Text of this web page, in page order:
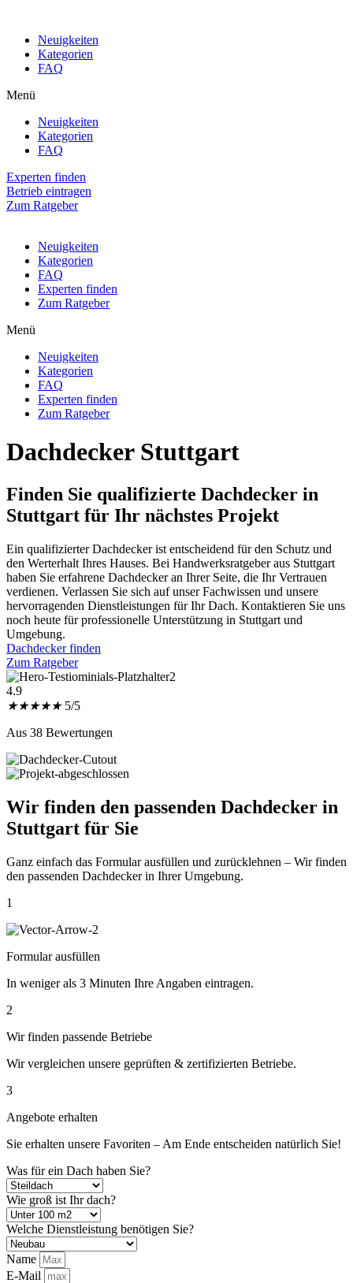
Neuigkeiten
Kategorien
FAQ
Menü
Neuigkeiten
Kategorien
FAQ
Experten finden
Betrieb eintragen
Zum Ratgeber
Neuigkeiten
Kategorien
FAQ
Experten finden
Zum Ratgeber
Menü
Neuigkeiten
Kategorien
FAQ
Experten finden
Zum Ratgeber
Dachdecker Stuttgart
Finden Sie qualifizierte Dachdecker in
Stuttgart für Ihr nächstes Projekt
Ein qualifizierter Dachdecker ist entscheidend für den Schutz und
den Werterhalt Ihres Hauses. Bei Handwerksratgeber aus Stuttgart
haben Sie erfahrene Dachdecker an Ihrer Seite, die Ihr Vertrauen
verdienen. Verlassen Sie sich auf unser Fachwissen und unsere
hervorragenden Dienstleistungen für Ihr Dach. Kontaktieren Sie uns
noch heute für professionelle Unterstützung in Stuttgart und
Umgebung.
Dachdecker finden
Zum Ratgeber
4.9
★★★★★ 5/5
Aus 38 Bewertungen
Wir finden den passenden Dachdecker in
Stuttgart für Sie
Ganz einfach das Formular ausfüllen und zurücklehnen – Wir finden
den passenden Dachdecker in Ihrer Umgebung.
1
Formular ausfüllen
In weniger als 3 Minuten Ihre Angaben eintragen.
2
Wir finden passende Betriebe
Wir vergleichen unsere geprüften & zertifizierten Betriebe.
3
Angebote erhalten
Sie erhalten unsere Favoriten – Am Ende entscheiden natürlich Sie!
Was für ein Dach haben Sie?
Wie groß ist Ihr dach?
Welche Dienstleistung benötigen Sie?
Name
E-Mail